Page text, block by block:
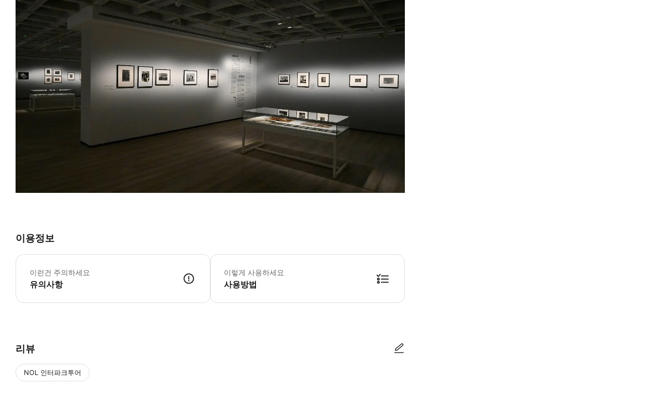
이용정보
이런건 주의하세요
유의사항
4월-9월 10월-3월 화요일-일요일: 11:00-20:00 화요일-일요일: 11:00-19:00 입장 마감 시간: 폐장 30분 전 운영시간 및 휴무일은 변경될 수 있습니다. 방
이렇게 사용하세요
사용방법
리뷰
NOL 인터파크투어